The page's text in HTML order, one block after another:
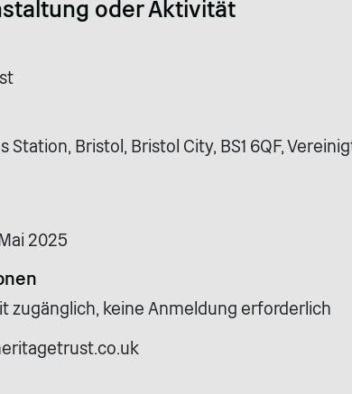
oder Aktivität
Station, Bristol, Bristol City, BS1 6QF,
2025
zugänglich, keine Anmeldung erforderlich